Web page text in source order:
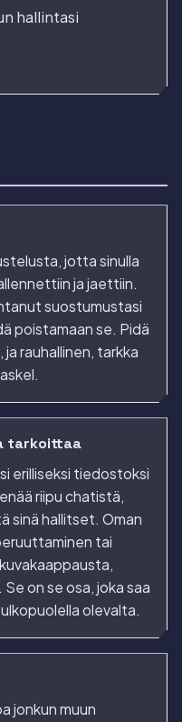
hallintasi
jotta sinulla
ja jaettiin.
suostumustasi
poistamaan se. Pidä
rauhallinen, tarkka
tarkoittaa
erilliseksi tiedostoksi
riipu chatistä,
sinä hallitset. Oman
tai
on se osa, joka saa
olevalta.
jonkun muun